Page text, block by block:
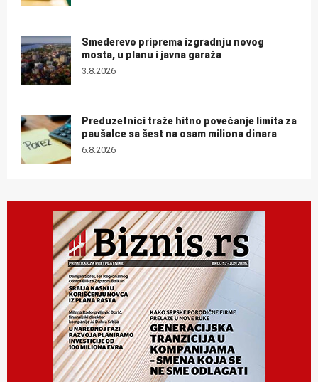
Smederevo priprema izgradnju novog
mosta, u planu i javna garaža
3.8.2026
Preduzetnici traže hitno povećanje limita za
paušalce sa šest na osam miliona dinara
6.8.2026